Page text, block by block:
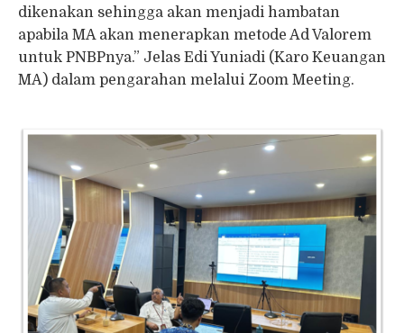
dikenakan sehingga akan menjadi hambatan
apabila MA akan menerapkan metode Ad Valorem
untuk PNBPnya.” Jelas Edi Yuniadi (Karo Keuangan
MA) dalam pengarahan melalui Zoom Meeting.